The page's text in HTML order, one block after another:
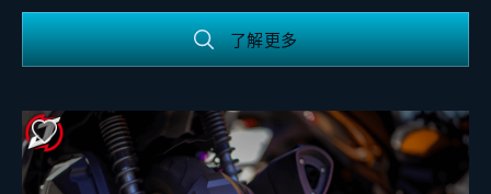
了解更多